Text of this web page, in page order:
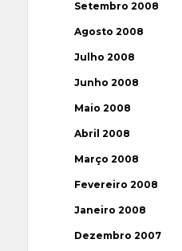
Setembro 2008
Agosto 2008
Julho 2008
Junho 2008
Maio 2008
Abril 2008
Março 2008
Fevereiro 2008
Janeiro 2008
Dezembro 2007